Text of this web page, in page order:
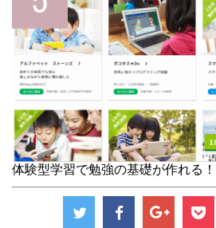
体験型学習で勉強の基礎が作れる！